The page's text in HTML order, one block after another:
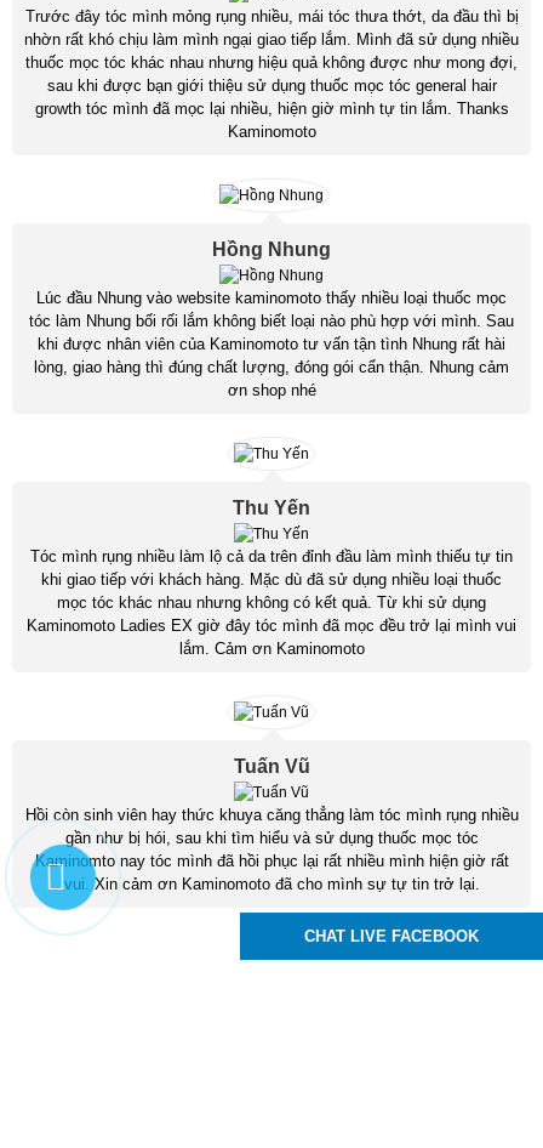
Trước đây tóc mình mỏng rụng nhiều, mái tóc thưa thớt, da đầu thì bị
nhờn rất khó chịu làm mình ngại giao tiếp lắm. Mình đã sử dụng nhiều
thuốc mọc tóc khác nhau nhưng hiệu quả không được như mong đợi,
sau khi được bạn giới thiệu sử dụng thuốc mọc tóc general hair
growth tóc mình đã mọc lại nhiều, hiện giờ mình tự tin lắm. Thanks
Kaminomoto
Hồng Nhung
Lúc đầu Nhung vào website kaminomoto thấy nhiều loại thuốc mọc
tóc làm Nhung bối rối lắm không biết loại nào phù hợp với mình. Sau
khi được nhân viên của Kaminomoto tư vấn tận tình Nhung rất hài
lòng, giao hàng thì đúng chất lượng, đóng gói cẩn thận. Nhung cảm
ơn shop nhé
Thu Yến
Tóc mình rụng nhiều làm lộ cả da trên đỉnh đầu làm mình thiếu tự tin
khi giao tiếp với khách hàng. Mặc dù đã sử dụng nhiều loại thuốc
mọc tóc khác nhau nhưng không có kết quả. Từ khi sử dụng
Kaminomoto Ladies EX giờ đây tóc mình đã mọc đều trở lại mình vui
lắm. Cảm ơn Kaminomoto
Tuấn Vũ
Hồi còn sinh viên hay thức khuya căng thẳng làm tóc mình rụng nhiều
gần như bị hói, sau khi tìm hiểu và sử dụng thuốc mọc tóc
Kaminomto nay tóc mình đã hồi phục lại rất nhiều mình hiện giờ rất
vui. Xin cảm ơn Kaminomoto đã cho mình sự tự tin trở lại.
CHAT LIVE FACEBOOK